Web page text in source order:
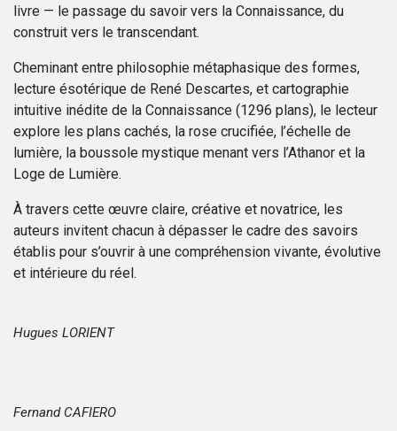
livre — le passage du savoir vers la Connaissance, du
construit vers le transcendant.
Cheminant entre philosophie métaphasique des formes,
lecture ésotérique de René Descartes, et cartographie
intuitive inédite de la Connaissance (1296 plans), le lecteur
explore les plans cachés, la rose crucifiée, l’échelle de
lumière, la boussole mystique menant vers l’Athanor et la
Loge de Lumière.
À travers cette œuvre claire, créative et novatrice, les
auteurs invitent chacun à dépasser le cadre des savoirs
établis pour s’ouvrir à une compréhension vivante, évolutive
et intérieure du réel.
Hugues LORIENT
Fernand CAFIERO